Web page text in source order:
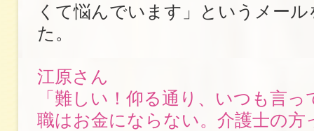
くて悩んでいます」というメー
た。
江原さん
「難しい！仰る通り、いつも言
職はお金にならない。介護士の方